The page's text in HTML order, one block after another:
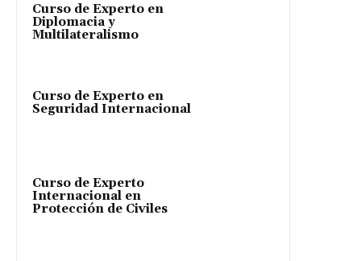
Curso de Experto en
Diplomacia y
Multilateralismo
Curso de Experto en
Seguridad Internacional
Curso de Experto
Internacional en
Protección de Civiles